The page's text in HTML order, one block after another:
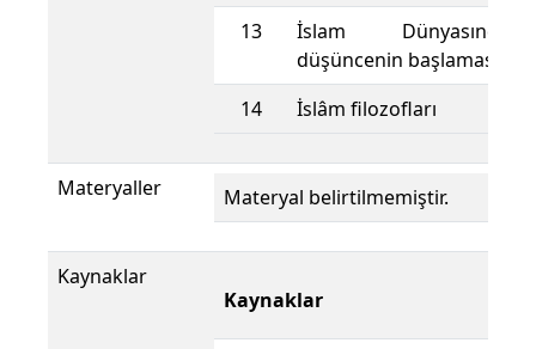
13
İslam
düşüncenin başlaması
14
İslâm filozofları
Materyaller Materyal belirtilmemiştir.
Kaynaklar
Kaynaklar